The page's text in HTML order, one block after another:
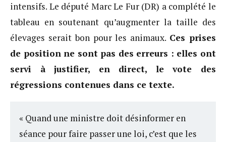
intensifs. Le député Marc Le Fur (DR) a complété le
tableau en soutenant qu’augmenter la taille des
élevages serait bon pour les animaux. Ces prises
de position ne sont pas des erreurs : elles ont
servi à justifier, en direct, le vote des
régressions contenues dans ce texte.
« Quand une ministre doit désinformer en
séance pour faire passer une loi, c’est que les